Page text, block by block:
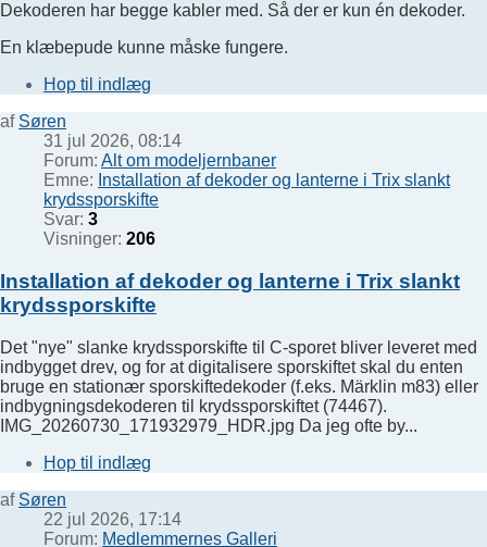
Dekoderen har begge kabler med. Så der er kun én dekoder.
En klæbepude kunne måske fungere.
Hop til indlæg
af Søren
31 jul 2026, 08:14
Forum: Alt om modeljernbaner
Emne: Installation af dekoder og lanterne i Trix slankt
krydssporskifte
Svar: 3
Visninger: 206
Installation af dekoder og lanterne i Trix slankt
krydssporskifte
Det "nye" slanke krydssporskifte til C-sporet bliver leveret med
indbygget drev, og for at digitalisere sporskiftet skal du enten
bruge en stationær sporskiftedekoder (f.eks. Märklin m83) eller
indbygningsdekoderen til krydssporskiftet (74467).
IMG_20260730_171932979_HDR.jpg Da jeg ofte by...
Hop til indlæg
af Søren
22 jul 2026, 17:14
Forum: Medlemmernes Galleri